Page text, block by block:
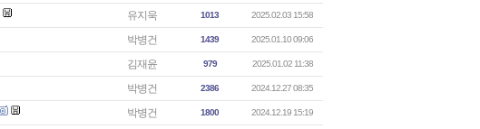
유지욱 1013 2025.02.03 15:58
박병건 1439 2025.01.10 09:06
김재윤 979 2025.01.02 11:38
박병건 2386 2024.12.27 08:35
박병건 1800 2024.12.19 15:19